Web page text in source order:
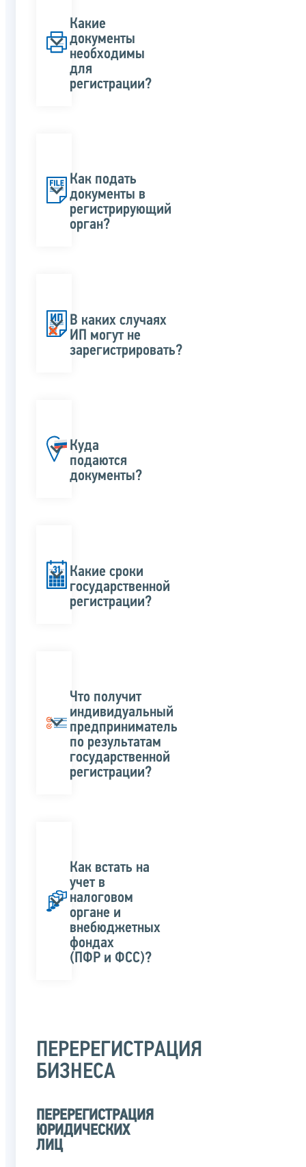
Какие
документы
необходимы
для
регистрации?
Как подать
документы в
регистрирующий
орган?
В каких случаях
ИП могут не
зарегистрировать?
Куда
подаются
документы?
Какие сроки
государственной
регистрации?
Что получит
индивидуальный
предприниматель
по результатам
государственной
регистрации?
Как встать на
учет в
налоговом
органе и
внебюджетных
фондах
(ПФР и ФСС)?
ПЕРЕРЕГИСТРАЦИЯ
БИЗНЕСА
ПЕРЕРЕГИСТРАЦИЯ
ЮРИДИЧЕСКИХ
ЛИЦ